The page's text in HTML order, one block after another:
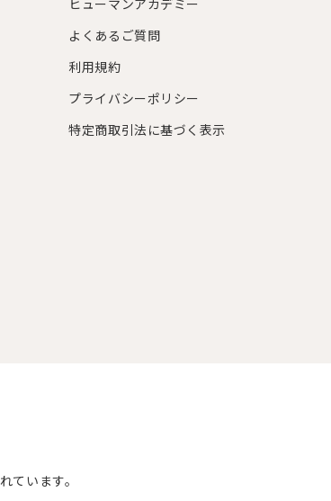
ヒューマンアカデミー
よくあるご質問
利用規約
プライバシーポリシー
特定商取引法に基づく表示
ています。